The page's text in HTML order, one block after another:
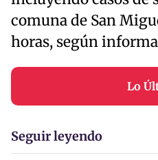
comuna de San
horas, según
Lo
Seguir leyendo